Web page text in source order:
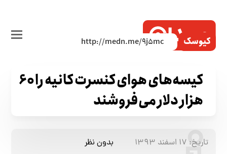
کیوسک
کیسه‌های هوای کنسرت کانیه را ۶۰
هزار دلار می‌فروشند
تاریخ: ۱۷ اسفند ۱۳۹۳ بدون نظر